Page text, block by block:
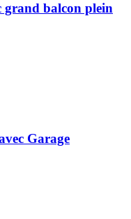
grand balcon plein
Garage